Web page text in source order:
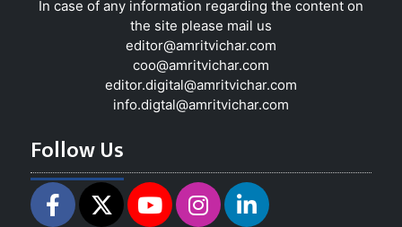
In case of any information regarding the content on
the site please mail us
editor@amritvichar.com
coo@amritvichar.com
editor.digital@amritvichar.com
info.digtal@amritvichar.com
Follow Us